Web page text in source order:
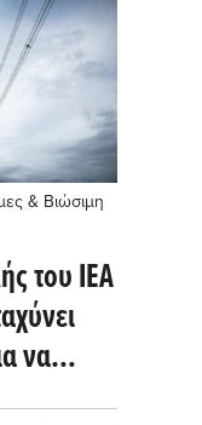
& Βιώσιμη
του IEA
να